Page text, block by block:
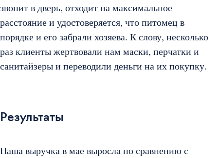
звонит в дверь, отходит на максимальное
расстояние и удостоверяется, что питомец в
порядке и его забрали хозяева. К слову, несколько
раз клиенты жертвовали нам маски, перчатки и
санитайзеры и переводили деньги на их покупку.
Результаты
Наша выручка в мае выросла по сравнению с